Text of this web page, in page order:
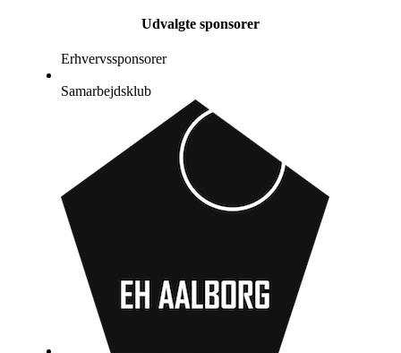
Udvalgte sponsorer
Erhvervssponsorer
Samarbejdsklub